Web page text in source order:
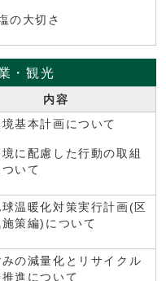
の大切さ
・観光
内容
基本計画について
に配慮した行動の取組
ついて
球温暖化対策実行計画(区
施策編)について
みの減量化とリサイクル
進について